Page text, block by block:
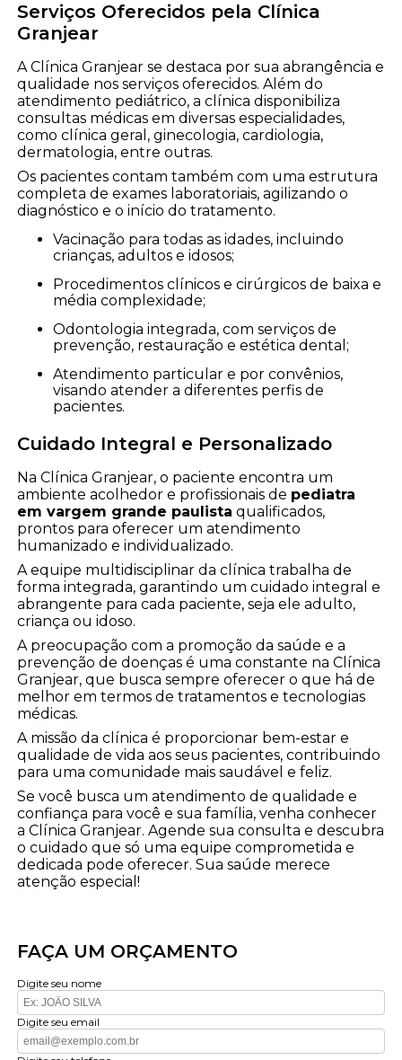
Serviços Oferecidos pela Clínica
Granjear
A Clínica Granjear se destaca por sua abrangência e
qualidade nos serviços oferecidos. Além do
atendimento pediátrico, a clínica disponibiliza
consultas médicas em diversas especialidades,
como clínica geral, ginecologia, cardiologia,
dermatologia, entre outras.
Os pacientes contam também com uma estrutura
completa de exames laboratoriais, agilizando o
diagnóstico e o início do tratamento.
Vacinação para todas as idades, incluindo
crianças, adultos e idosos;
Procedimentos clínicos e cirúrgicos de baixa e
média complexidade;
Odontologia integrada, com serviços de
prevenção, restauração e estética dental;
Atendimento particular e por convênios,
visando atender a diferentes perfis de
pacientes.
Cuidado Integral e Personalizado
Na Clínica Granjear, o paciente encontra um
ambiente acolhedor e profissionais de pediatra
em vargem grande paulista qualificados,
prontos para oferecer um atendimento
humanizado e individualizado.
A equipe multidisciplinar da clínica trabalha de
forma integrada, garantindo um cuidado integral e
abrangente para cada paciente, seja ele adulto,
criança ou idoso.
A preocupação com a promoção da saúde e a
prevenção de doenças é uma constante na Clínica
Granjear, que busca sempre oferecer o que há de
melhor em termos de tratamentos e tecnologias
médicas.
A missão da clínica é proporcionar bem-estar e
qualidade de vida aos seus pacientes, contribuindo
para uma comunidade mais saudável e feliz.
Se você busca um atendimento de qualidade e
confiança para você e sua família, venha conhecer
a Clínica Granjear. Agende sua consulta e descubra
o cuidado que só uma equipe comprometida e
dedicada pode oferecer. Sua saúde merece
atenção especial!
FAÇA UM ORÇAMENTO
Digite seu nome
Digite seu email